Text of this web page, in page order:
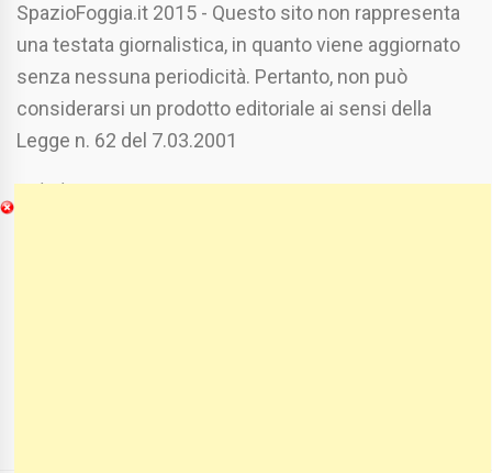
SpazioFoggia.it 2015 - Questo sito non rappresenta
una testata giornalistica, in quanto viene aggiornato
senza nessuna periodicità. Pertanto, non può
considerarsi un prodotto editoriale ai sensi della
Legge n. 62 del 7.03.2001
Chi Siamo